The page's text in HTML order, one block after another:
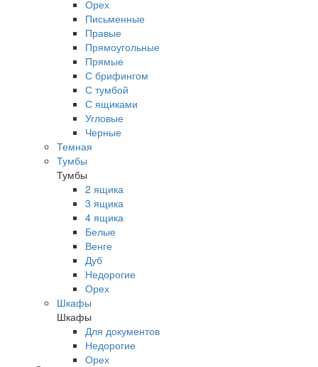
Орех
Письменные
Правые
Прямоугольные
Прямые
С брифингом
С тумбой
С ящиками
Угловые
Черные
Темная
Тумбы
Тумбы
2 ящика
3 ящика
4 ящика
Белые
Венге
Дуб
Недорогие
Орех
Шкафы
Шкафы
Для документов
Недорогие
Орех